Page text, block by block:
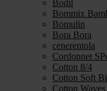
Bodil
Bommix
Bomulin
Bora Bora
cenerentola
Cordonnet
Cotton 8/4
Cotton Soft
Cotton Waves